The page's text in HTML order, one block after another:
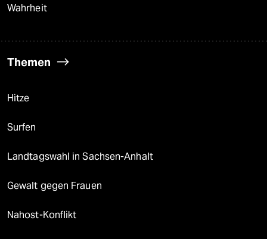
Wahrheit
Themen
Hitze
Surfen
Landtagswahl in Sachsen-Anhalt
Gewalt gegen Frauen
Nahost-Konflikt